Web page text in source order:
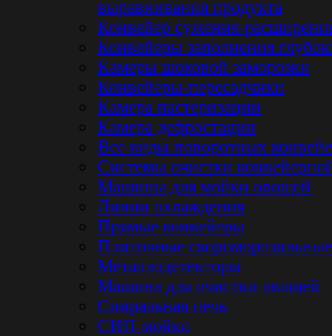
выравнивания продукта
Конвейер сужения-
Конвейеры заполнения
Камеры шоковой заморозки
Конвейеры-пересадчики
Камера пастеризации
Камера дефростации
Все виды поворотных
Системы очистки
Машины для мойки овощей
Линии охлаждения
Прямые конвейеры
Плиточные
Металлодетекторы
Машина для очистки овощей
Спиральная печь
СИП-мойки